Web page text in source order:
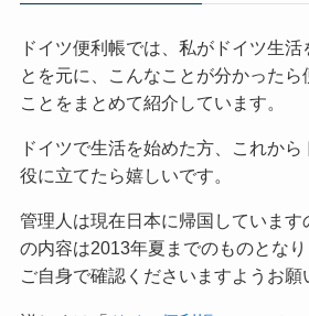
ドイツ便利帳では、私がドイツ生活
とを元に、こんなことが分かったら
ことをまとめて紹介しています。
ドイツで生活を始めた方、これか
役に立てたら嬉しいです。
管理人は現在日本に帰国しています
の内容は2013年夏までのものとな
ご自身で確認くださいますようお願